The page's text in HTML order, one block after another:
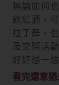
無論如何
飲紅酒，
拉丁舞，
及交際活
好好想一
看完還意